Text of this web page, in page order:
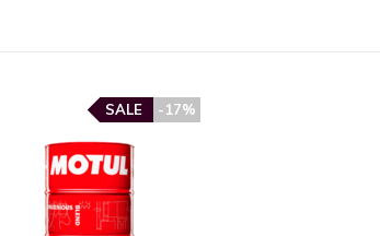
-17%
SALE